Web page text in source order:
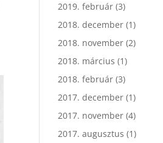
2019. február (3)
2018. december (1)
2018. november (2)
2018. március (1)
2018. február (3)
2017. december (1)
2017. november (4)
2017. augusztus (1)